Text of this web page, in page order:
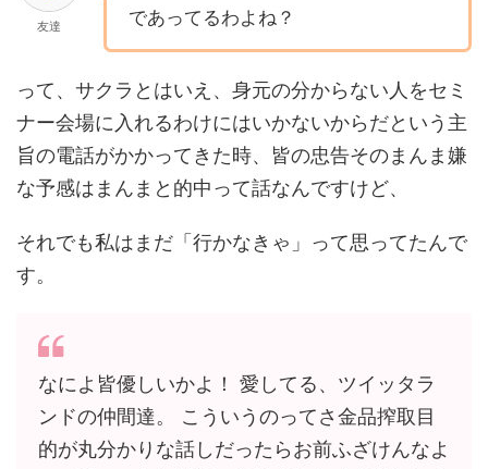
友達
であってるわよね？
って、サクラとはいえ、身元の分からない人をセミ
ナー会場に入れるわけにはいかないからだという主
旨の電話がかかってきた時、皆の忠告そのまんま嫌
な予感はまんまと的中って話なんですけど、
それでも私はまだ「行かなきゃ」って思ってたんで
す。
なによ皆優しいかよ！ 愛してる、ツイッタラ
ンドの仲間達。 こういうのってさ金品搾取目
的が丸分かりな話しだったらお前ふざけんなよ